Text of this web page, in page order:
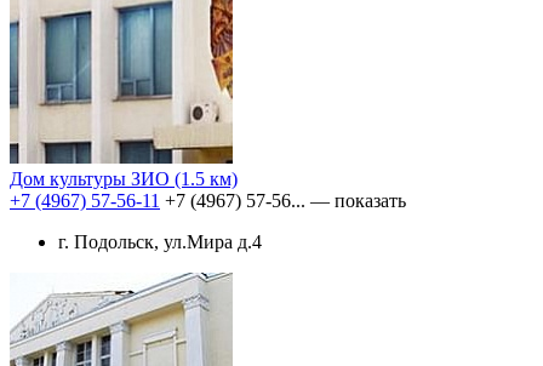
Дом культуры ЗИО (1.5 км)
+7 (4967) 57-56-11 +7 (4967) 57-56... — показать
г. Подольск, ул.Мира д.4